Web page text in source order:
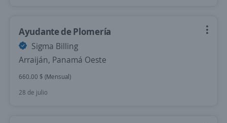
Ayudante de Plomería
Sigma Billing
Arraiján, Panamá Oeste
660.00 $ (Mensual)
28 de julio